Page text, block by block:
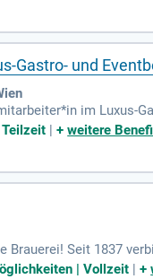
Gastro- und
im Luxus-
Anlässen. Ideal für
|+weitere
Brauerei! Seit 1837
Leidenschaft schafft
| Vollzeit |+